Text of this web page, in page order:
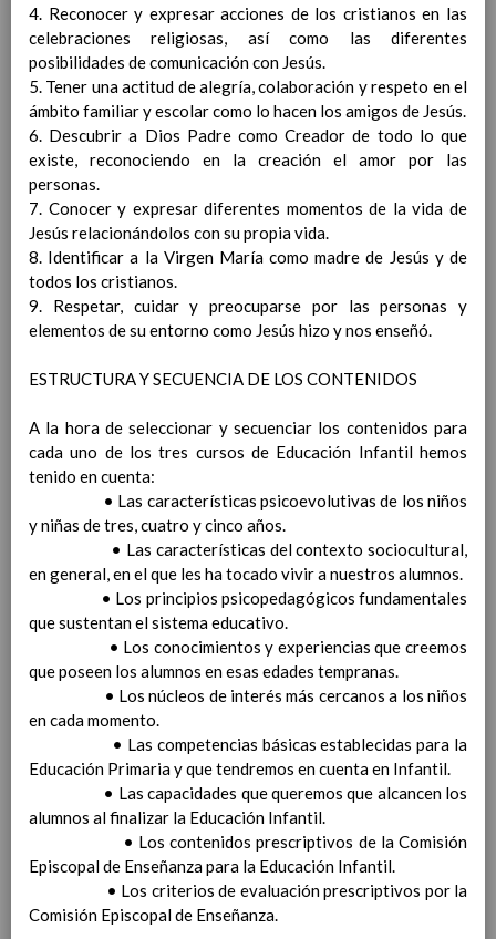
Actividades extraescolares y
complementarias
Criterios para la elaboraciÃ³n de las
Programaciones DidÃ¡cticas y las Propuestas
PedagÃ³gicas
La evaluaciÃ³n del alumnado
CarÃ¡cter de la misma
Criterios, procedimientos e instrumentos
para la realizaciÃ³n de la evaluaciÃ³n inicial
Procedimiento por el que se harÃ¡n
pÃºblicos los criterios de evaluaciÃ³n
comunes y los propios de cada Ã¡rea
continuada de la evoluciÃ³n del proceso de
Referentes de la evaluaciÃ³n
Criterios de calificaciÃ³n de las Ã¡reas y de
las competencias clave
ParticipaciÃ³n de las familias en la
evaluaciÃ³n
Las evaluaciones externas
La evaluaciÃ³n del alumnado con necesidad
especÃ­fica de apoyo educativo
Las sesiones de evaluaciÃ³n. Actas
Procedimiento para la informaciÃ³n a las
familias sobre los procesos de evaluaciÃ³n
Criterios de promociÃ³n del alumnado
Procedimiento para tomar en consideraciÃ³n
la informaciÃ³n y criterio del tutor/a
Procedimiento para oÃ­r a los/as tutores/as
legales del alumnado previo a la toma de
decisiÃ³n de promociÃ³n
Procedimiento de reclamaciÃ³n a las
calificaciones finales y/o a la decisiÃ³n de
promociÃ³n
AnÃ¡lisis de resultados escolares
4. Reconocer y expresar acciones de los cristianos en las
celebraciones religiosas, así como las diferentes
posibilidades de comunicación con Jesús.
5. Tener una actitud de alegría, colaboración y respeto en el
ámbito familiar y escolar como lo hacen los amigos de Jesús.
6. Descubrir a Dios Padre como Creador de todo lo que
existe, reconociendo en la creación el amor por las
personas.
7. Conocer y expresar diferentes momentos de la vida de
Jesús relacionándolos con su propia vida.
8. Identificar a la Virgen María como madre de Jesús y de
todos los cristianos.
9. Respetar, cuidar y preocuparse por las personas y
elementos de su entorno como Jesús hizo y nos enseñó.
ESTRUCTURA Y SECUENCIA DE LOS CONTENIDOS
A la hora de seleccionar y secuenciar los contenidos para
cada uno de los tres cursos de Educación Infantil hemos
tenido en cuenta:
• Las características psicoevolutivas de los niños
y niñas de tres, cuatro y cinco años.
• Las características del contexto sociocultural,
en general, en el que les ha tocado vivir a nuestros alumnos.
• Los principios psicopedagógicos fundamentales
que sustentan el sistema educativo.
• Los conocimientos y experiencias que creemos
que poseen los alumnos en esas edades tempranas.
• Los núcleos de interés más cercanos a los niños
en cada momento.
• Las competencias básicas establecidas para la
Educación Primaria y que tendremos en cuenta en Infantil.
• Las capacidades que queremos que alcancen los
alumnos al finalizar la Educación Infantil.
• Los contenidos prescriptivos de la Comisión
Episcopal de Enseñanza para la Educación Infantil.
• Los criterios de evaluación prescriptivos por la
Comisión Episcopal de Enseñanza.